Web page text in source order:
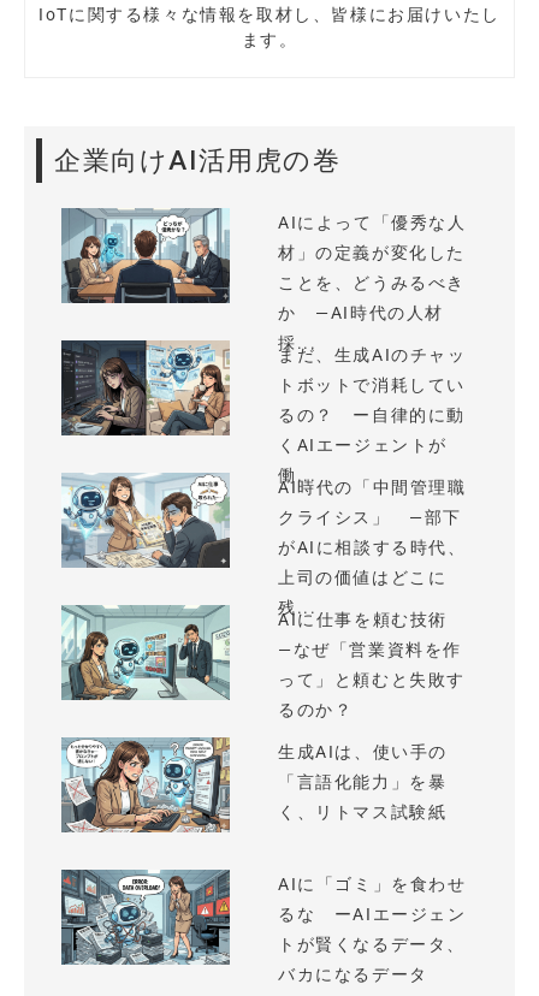
IoTに関する様々な情報を取材し、皆様にお届けいたし
ます。
企業向けAI活用虎の巻
AIによって「優秀な人
材」の定義が変化した
ことを、どうみるべき
か —AI時代の人材
採...
まだ、生成AIのチャッ
トボットで消耗してい
るの？ ー自律的に動
くAIエージェントが
働...
AI時代の「中間管理職
クライシス」 —部下
がAIに相談する時代、
上司の価値はどこに
残...
AIに仕事を頼む技術
—なぜ「営業資料を作
って」と頼むと失敗す
るのか？
生成AIは、使い手の
「言語化能力」を暴
く、リトマス試験紙
AIに「ゴミ」を食わせ
るな ーAIエージェン
トが賢くなるデータ、
バカになるデータ